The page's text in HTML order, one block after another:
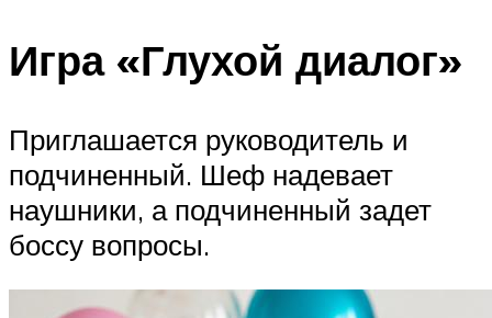
Игра «Глухой диалог»
Приглашается руководитель и
подчиненный. Шеф надевает
наушники, а подчиненный задет
боссу вопросы.